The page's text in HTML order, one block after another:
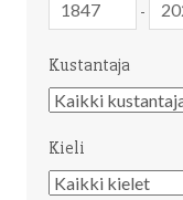
-
Kustantaja
Kustantaja
Kieli
Kieli